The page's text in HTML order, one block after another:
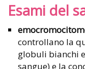
Esami del
controllano la
globuli bianchi
sangue) e la